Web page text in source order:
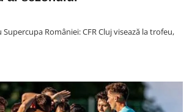
României: CFR Cluj visează la trofeu,